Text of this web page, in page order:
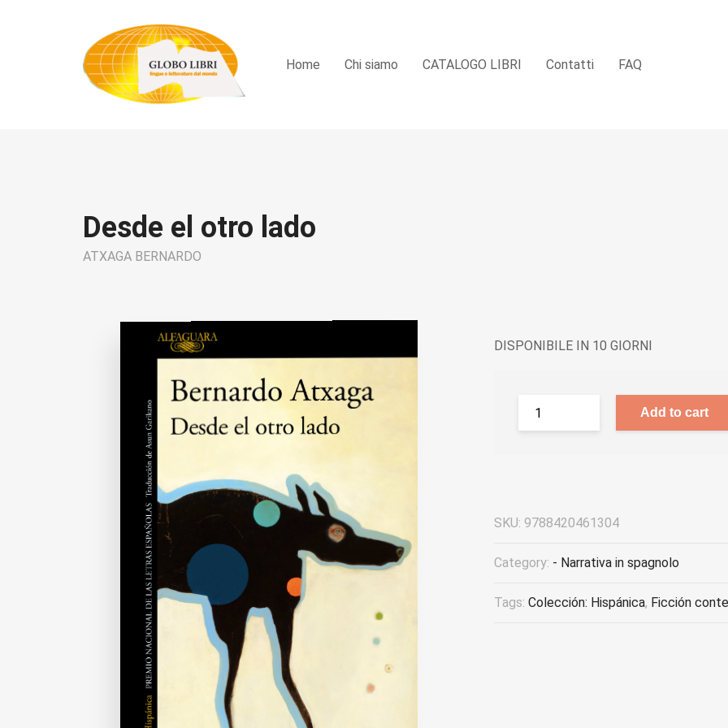
Home Chi siamo CATALOGO LIBRI Contatti FAQ
Desde el otro lado
ATXAGA BERNARDO
DISPONIBILE IN 10 GIORNI
Add to cart
SKU: 9788420461304
Category: - Narrativa in spagnolo
Tags: Colección: Hispánica, Ficción